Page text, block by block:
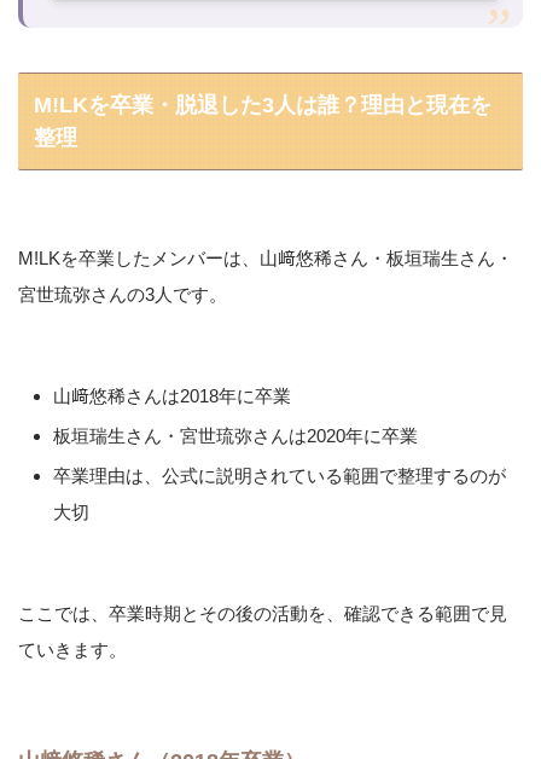
M!LKを卒業・脱退した3人は誰？理由と現在を
整理
M!LKを卒業したメンバーは、山﨑悠稀さん・板垣瑞生さん・
宮世琉弥さんの3人です。
山﨑悠稀さんは2018年に卒業
板垣瑞生さん・宮世琉弥さんは2020年に卒業
卒業理由は、公式に説明されている範囲で整理するのが
大切
ここでは、卒業時期とその後の活動を、確認できる範囲で見
ていきます。